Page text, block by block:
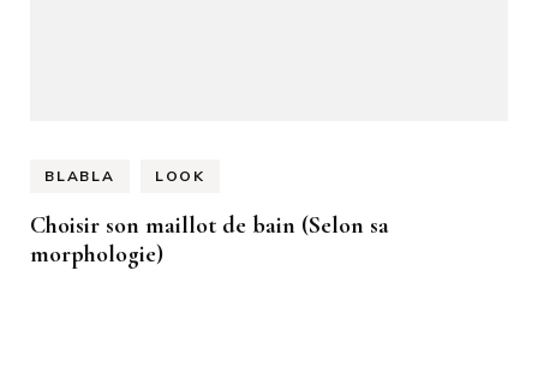
BLABLA LOOK
Choisir son maillot de bain (Selon sa
morphologie)